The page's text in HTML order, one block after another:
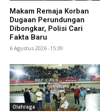
Makam Remaja Korban
Dugaan Perundungan
Dibongkar, Polisi Cari
Fakta Baru
6 Agustus 2026 -15:39
Olahraga